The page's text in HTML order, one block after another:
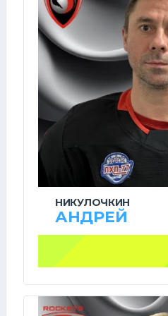
НИКУЛОЧКИН
АНДРЕЙ